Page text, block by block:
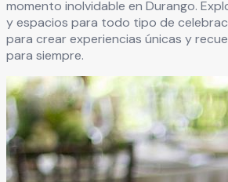
momento inolvidable en Durango.
y espacios para todo tipo de
para crear experiencias únicas y
para siempre.